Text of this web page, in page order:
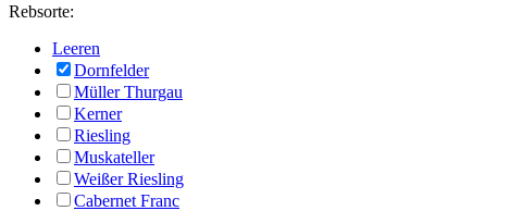
Rebsorte:
Leeren
Dornfelder
Müller Thurgau
Kerner
Riesling
Muskateller
Weißer Riesling
Cabernet Franc